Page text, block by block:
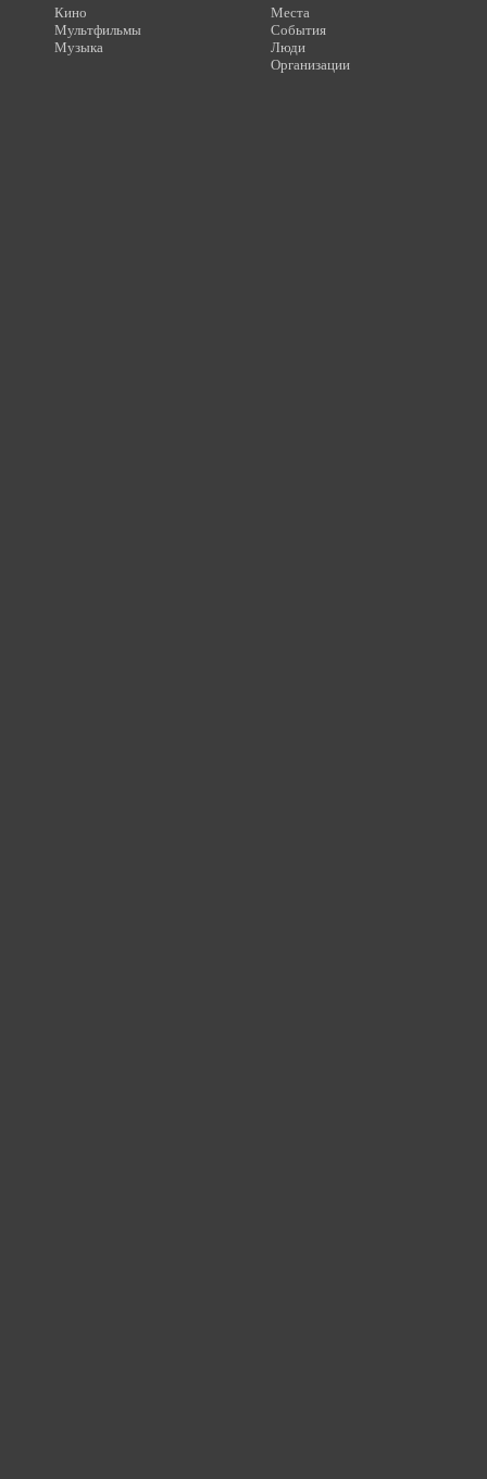
Кино
Мультфильмы
Музыка
Места
События
Люди
Организации